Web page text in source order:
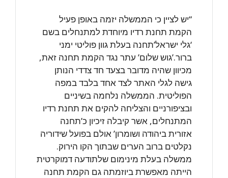
“יש לציין כי הממשלה יזמה באופן פעיל
הקמת תחנת רדיו מיוחדת למתנחלים בשם
‘גלי ישראל’תחנה בעלת גוון פוליטי ימני
ברור.’גוש שלום’ עתר נגד הקמת תחנה זאת,
מכיוון שהיה מדובר בצעד חד צדדי הנותן
גישה לגלי האתר לצד אחד בלבד במפה
הפוליטית. הממשלה נלחמה בשיניים
ובציפורניים והצליחה להקים את תחנת רדיו
המתנחלים, אשר קיבלה זיכיון כ’תחנה
אזורית ביהודה ושומרון’ אולם בפועל שידוריה
נקלטים ברוב הערים שבתוך הקו הירוק.
ממשלה בעלת מינימום שלתודעה דמוקרטית
הייתה מאפשרת ביוזמתה גם הקמת תחנה